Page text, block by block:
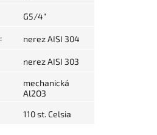
G5/4"
: nerez AISI 304
nerez AISI 303
mechanická
Al2O3
110 st. Celsia